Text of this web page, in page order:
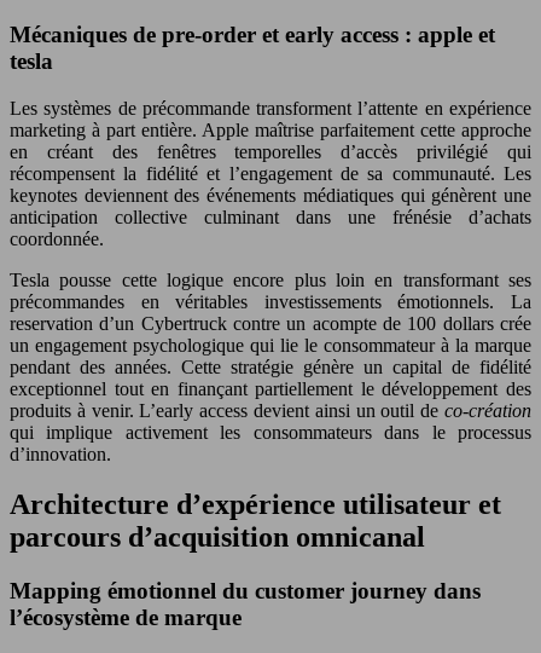
Mécaniques de pre-order et early access : apple et
tesla
Les systèmes de précommande transforment l’attente en expérience
marketing à part entière. Apple maîtrise parfaitement cette approche
en créant des fenêtres temporelles d’accès privilégié qui
récompensent la fidélité et l’engagement de sa communauté. Les
keynotes deviennent des événements médiatiques qui génèrent une
anticipation collective culminant dans une frénésie d’achats
coordonnée.
Tesla pousse cette logique encore plus loin en transformant ses
précommandes en véritables investissements émotionnels. La
reservation d’un Cybertruck contre un acompte de 100 dollars crée
un engagement psychologique qui lie le consommateur à la marque
pendant des années. Cette stratégie génère un capital de fidélité
exceptionnel tout en finançant partiellement le développement des
produits à venir. L’early access devient ainsi un outil de co-création
qui implique activement les consommateurs dans le processus
d’innovation.
Architecture d’expérience utilisateur et
parcours d’acquisition omnicanal
Mapping émotionnel du customer journey dans
l’écosystème de marque